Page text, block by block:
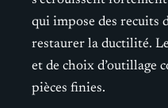
qui impose des recuits
restaurer la ductilité.
et de choix d’outillage
pièces finies.